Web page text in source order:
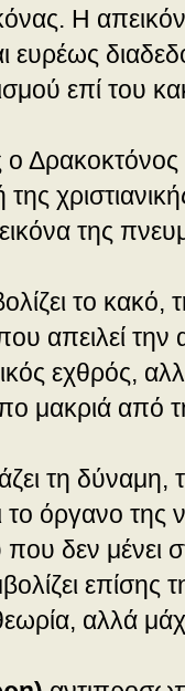
Η
ευρέως
επί του
ο
της
το κακό,
απειλεί
εχθρός,
μακριά από
τη δύναμη,
όργανο της
που δεν μένει
αλλά